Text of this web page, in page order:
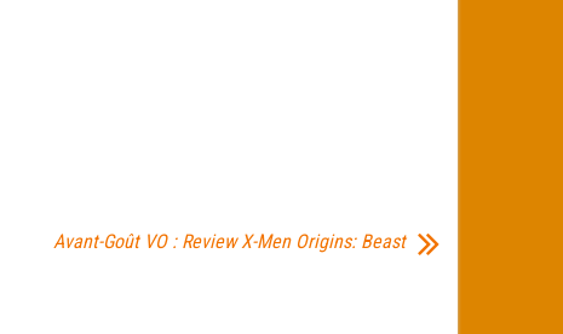
Avant-Goût VO : Review X-Men Origins: Beast